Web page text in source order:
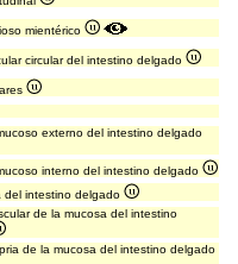
mientérico
circular del intestino delgado
externo del intestino delgado
interno del intestino delgado
del intestino delgado
de la mucosa del intestino
de la mucosa del intestino delgado